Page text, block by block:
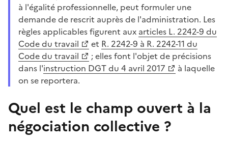
à l'égalité professionnelle, peut formuler une
demande de rescrit auprès de l'administration. Les
règles applicables figurent aux articles L. 2242-9 du
Code du travail
et R. 2242-9 à R. 2242-11 du
Code du travail
; elles font l'objet de précisions
dans l'instruction DGT du 4 avril 2017
à laquelle
on se reportera.
Quel est le champ ouvert à la
négociation collective ?